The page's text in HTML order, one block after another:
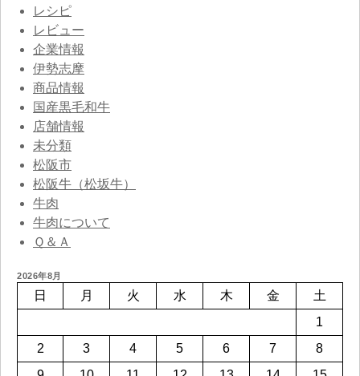
レシピ
レビュー
企業情報
伊勢志摩
商品情報
国産黒毛和牛
店舗情報
未分類
松阪市
松阪牛（松坂牛）
牛肉
牛肉について
Ｑ＆Ａ
2026年8月
日 月 火 水 木 金
土
1
2
3 4 5 6 7
8